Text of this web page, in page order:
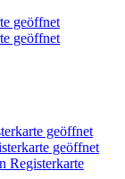
geöffnet
geöffnet
geöffnet
geöffnet
Registerkarte